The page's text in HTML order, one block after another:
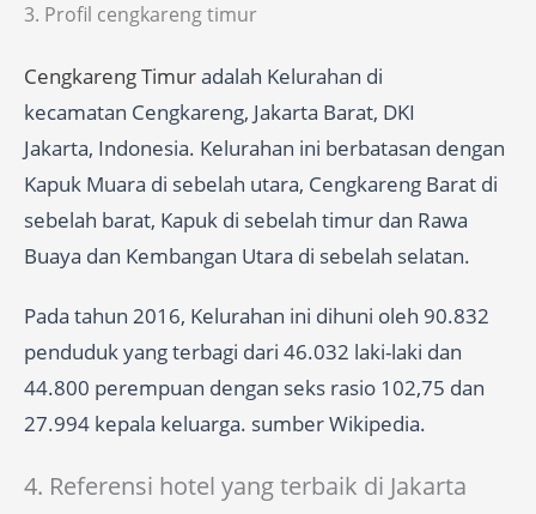
3. Profil cengkareng timur
Cengkareng Timuradalah Kelurahan di
kecamatan Cengkareng, Jakarta Barat, DKI
Jakarta, Indonesia. Kelurahan ini berbatasan dengan
Kapuk Muara di sebelah utara, Cengkareng Barat di
sebelah barat, Kapuk di sebelah timur dan Rawa
Buaya dan Kembangan Utara di sebelah selatan.
Pada tahun 2016, Kelurahan ini dihuni oleh 90.832
penduduk yang terbagi dari 46.032 laki-laki dan
44.800 perempuan dengan seks rasio 102,75 dan
27.994 kepala keluarga. sumber Wikipedia.
4. Referensi hotel yang terbaik di Jakarta